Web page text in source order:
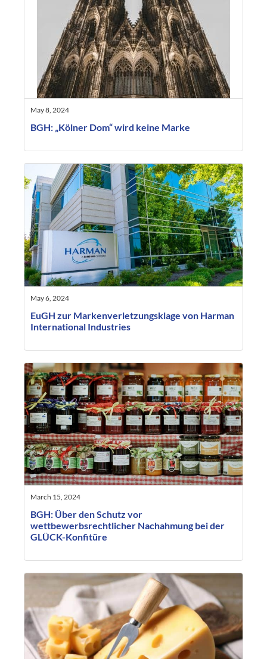
May 8, 2024
BGH: „Kölner Dom“ wird keine Marke
May 6, 2024
EuGH zur Markenverletzungsklage von Harman
International Industries
March 15, 2024
BGH: Über den Schutz vor
wettbewerbsrechtlicher Nachahmung bei der
GLÜCK-Konfitüre